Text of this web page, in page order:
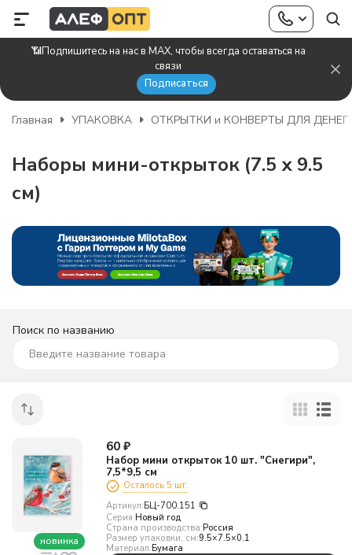
📶Подпишитесь на нас в MAX, чтобы всегда оставаться на
связи
Подписаться
Главная УПАКОВКА ОТКРЫТКИ и КОНВЕРТЫ ДЛЯ ДЕНЕГ
Наборы мини-открыток (7.5 х 9.5
см)
Поиск по названию
новинка
60 ₽
Набор мини открыток 10 шт. "Снегири",
7,5*9,5 см
Осталось 5 шт.
Артикул:БЦ-700.151
Серия:Новый год
Страна производства:Россия
Размер упаковки, см:9.5×7.5×0.1
Материал:Бумага